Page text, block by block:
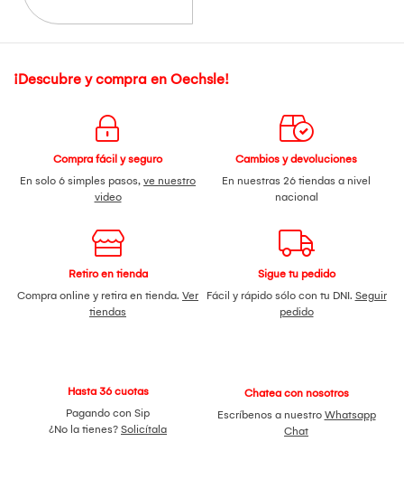
¡Descubre y compra en Oechsle!
Compra fácil y seguro
En solo 6 simples pasos, ve nuestro
video
Cambios y devoluciones
En nuestras 26 tiendas a nivel
nacional
Retiro en tienda
Compra online y retira en tienda. Ver
tiendas
Sigue tu pedido
Fácil y rápido sólo con tu DNI. Seguir
pedido
Hasta 36 cuotas
Pagando con Sip
¿No la tienes? Solicítala
Chatea con nosotros
Escríbenos a nuestro Whatsapp
Chat